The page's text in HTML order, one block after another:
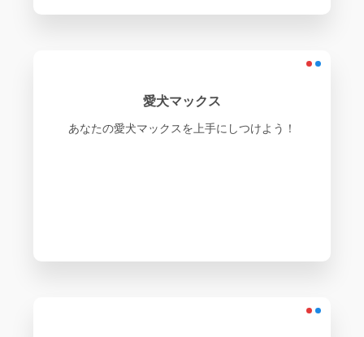
愛犬マックス
あなたの愛犬マックスを上手にしつけよう！